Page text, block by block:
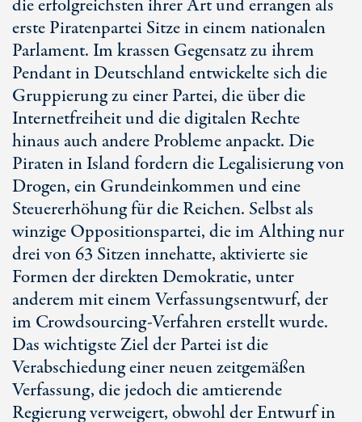
die erfolgreichsten ihrer Art und errangen als
erste Piratenpartei Sitze in einem nationalen
Parlament. Im krassen Gegensatz zu ihrem
Pendant in Deutschland entwickelte sich die
Gruppierung zu einer Partei, die über die
Internetfreiheit und die digitalen Rechte
hinaus auch andere Probleme anpackt. Die
Piraten in Island fordern die Legalisierung von
Drogen, ein Grundeinkommen und eine
Steuererhöhung für die Reichen. Selbst als
winzige Oppositionspartei, die im Althing nur
drei von 63 Sitzen innehatte, aktivierte sie
Formen der direkten Demokratie, unter
anderem mit einem Verfassungsentwurf, der
im Crowdsourcing-Verfahren erstellt wurde.
Das wichtigste Ziel der Partei ist die
Verabschiedung einer neuen zeitgemäßen
Verfassung, die jedoch die amtierende
Regierung verweigert, obwohl der Entwurf in